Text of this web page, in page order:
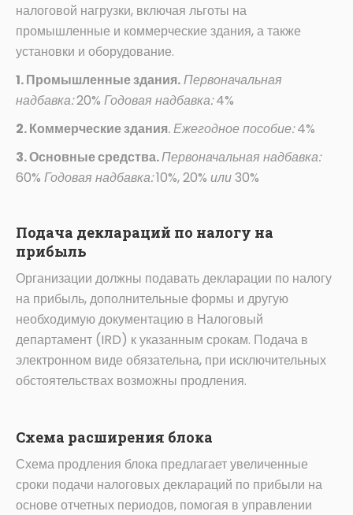
налоговой нагрузки, включая льготы на
промышленные и коммерческие здания, а также
установки и оборудование.
1. Промышленные здания.Первоначальная
надбавка:20% Годовая надбавка:4%
2. Коммерческие здания. Ежегодное пособие:4%
3. Основные средства.Первоначальная надбавка:
60% Годовая надбавка:10%, 20% или30%
Подача деклараций по налогу на
прибыль
Организации должны подавать декларации по налогу
на прибыль, дополнительные формы и другую
необходимую документацию в Налоговый
департамент (IRD) к указанным срокам. Подача в
электронном виде обязательна, при исключительных
обстоятельствах возможны продления.
Схема расширения блока
Схема продления блока предлагает увеличенные
сроки подачи налоговых деклараций по прибыли на
основе отчетных периодов, помогая в управлении